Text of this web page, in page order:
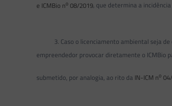
e ICMBio no 08/2019, que determina a
3. Caso o licenciamento ambiental seja de
empreendedor provocar diretamente o ICMBio
submetido, por analogia, ao rito da IN-ICM no